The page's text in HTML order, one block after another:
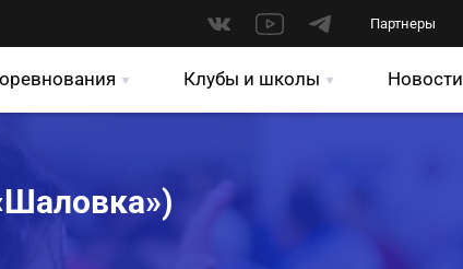
Партнеры
Клубы и школы Новости